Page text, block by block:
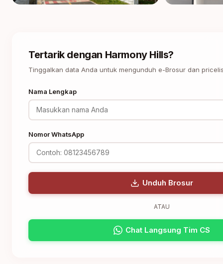
Tertarik dengan Harmony Hills?
Tinggalkan data Anda untuk mengunduh e-Brosur dan
Nama Lengkap
Nomor WhatsApp
Unduh Brosur
ATAU
Chat Langsung Tim CS